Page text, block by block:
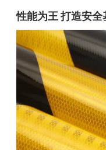
性能为王 打造安全